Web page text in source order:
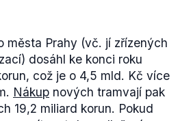
města Prahy (vč. jí zřízených
dosáhl ke konci roku
což je o 4,5 mld. Kč více
Nákup nových tramvají pak
19,2 miliard korun. Pokud